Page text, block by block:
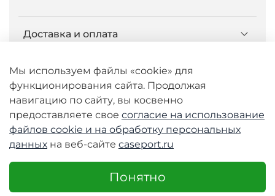
Доставка и оплата
О компании Caseport
Бренд Nillkin
© 2026 Любое использование контента без
письменного разрешения запрещено
Мы используем файлы «cookie» для
функционирования сайта. Продолжая
навигацию по сайту, вы косвенно
предоставляете свое согласие на использование
файлов cookie и на обработку персональных
данных на веб-сайте caseport.ru
Понятно